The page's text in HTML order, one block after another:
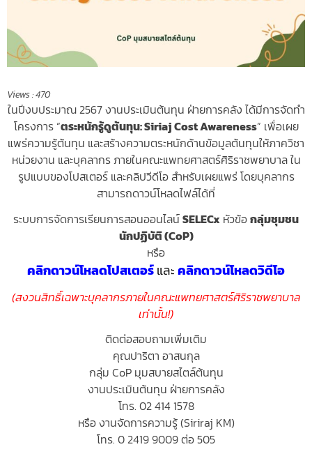
Views :470
ในปีงบประมาณ 2567 งานประเมินต้นทุน ฝ่ายการคลัง ได้มีการจัดทำ
โครงการ “ตระหนักรู้ดูต้นทุน: Siriaj Cost Awareness” เพื่อเผย
แพร่ความรู้ต้นทุน และสร้างความตระหนักด้านข้อมูลต้นทุนให้ภาควิชา
หน่วยงาน และบุคลากร ภายในคณะแพทยศาสตร์ศิริราชพยาบาล ใน
รูปแบบของโปสเตอร์ และคลิปวีดีโอ สำหรับเผยแพร่ โดยบุคลากร
สามารถดาวน์โหลดไฟล์ได้ที่
ระบบการจัดการเรียนการสอนออนไลน์SELECx หัวข้อกลุ่มชุมชน
นักปฏิบัติ (CoP)
หรือ
คลิกดาวน์โหลดโปสเตอร์และคลิกดาวน์โหลดวิดีโอ
(สงวนสิทธิ์เฉพาะบุคลากรภายในคณะแพทยศาสตร์ศิริราชพยาบาล
เท่านั้น!)
ติดต่อสอบถามเพิ่มเติม
คุณปาริตา อาสนกุล
กลุ่ม CoP มุมสบายสไตล์ต้นทุน
งานประเมินต้นทุน ฝ่ายการคลัง
โทร. 02 414 1578
หรือ งานจัดการความรู้ (Siriraj KM)
โทร. 0 2419 9009 ต่อ 505